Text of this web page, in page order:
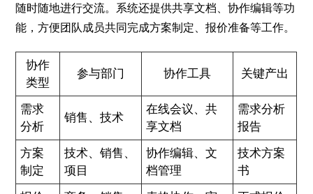
随时随地进行交流。系统还提供共享文档、协作编辑等功
能，方便团队成员共同完成方案制定、报价准备等工作。
协作
类型
参与部门 协作工具 关键产出
需求
分析
销售、技术
在线会议、共
享文档
需求分析
报告
方案
制定
技术、销售、
项目
协作编辑、文
档管理
技术方案
书